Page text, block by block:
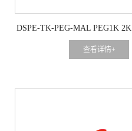
DSPE-TK-PEG-MAL PEG1K
查看详情+